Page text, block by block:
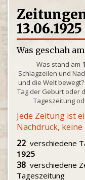
13.06.1925
Was geschah am
Was stand am
Schlagzeilen und
und die Welt
Tag der Geburt oder
Tageszeitung
Jede Zeitung ist
Nachdruck, keine
22 verschiedene
1925
38 verschiedene
Tageszeitung